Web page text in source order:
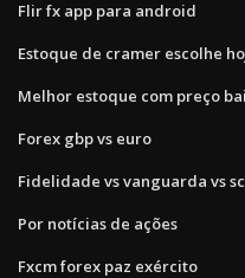
Flir fx app para android
Estoque de cramer escolhe
Melhor estoque com preço
Forex gbp vs euro
Fidelidade vs vanguarda vs
Por notícias de ações
Fxcm forex paz exército